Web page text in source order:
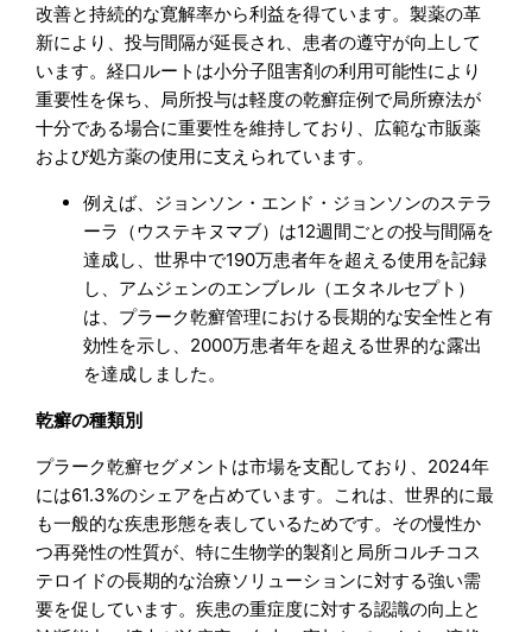
改善と持続的な寛解率から利益を得ています。製薬の革
新により、投与間隔が延長され、患者の遵守が向上して
います。経口ルートは小分子阻害剤の利用可能性により
重要性を保ち、局所投与は軽度の乾癬症例で局所療法が
十分である場合に重要性を維持しており、広範な市販薬
および処方薬の使用に支えられています。
例えば、ジョンソン・エンド・ジョンソンのステラ
ーラ（ウステキヌマブ）は12週間ごとの投与間隔を
達成し、世界中で190万患者年を超える使用を記録
し、アムジェンのエンブレル（エタネルセプト）
は、プラーク乾癬管理における長期的な安全性と有
効性を示し、2000万患者年を超える世界的な露出
を達成しました。
乾癬の種類別
プラーク乾癬セグメントは市場を支配しており、2024年
には61.3%のシェアを占めています。これは、世界的に最
も一般的な疾患形態を表しているためです。その慢性か
つ再発性の性質が、特に生物学的製剤と局所コルチコス
テロイドの長期的な治療ソリューションに対する強い需
要を促しています。疾患の重症度に対する認識の向上と